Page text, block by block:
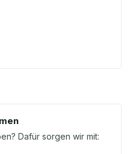
Dafür sorgen wir mit: